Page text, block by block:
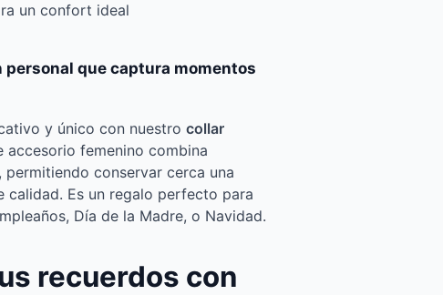
un confort ideal
personal que captura momentos
y único con nuestro collar
accesorio femenino combina
conservar cerca una
calidad. Es un regalo perfecto para
Día de la Madre, o Navidad.
recuerdos con